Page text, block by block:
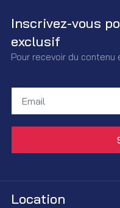
Inscrivez-vous
exclusif
Pour recevoir du contenu
Location